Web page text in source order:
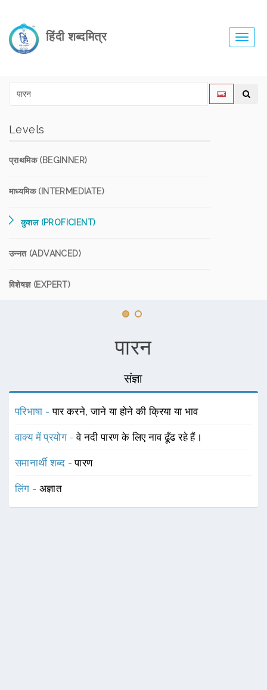
हिंदी शब्दमित्र
Levels
प्राथमिक (BEGINNER)
माध्यमिक (INTERMEDIATE)
कुशल (PROFICIENT)
उन्नत (ADVANCED)
विशेषज्ञ (EXPERT)
पारन
संज्ञा
परिभाषा -पार करने, जाने या होने की क्रिया या भाव
वाक्य में प्रयोग -वे नदी पारण के लिए नाव ढूँढ रहे हैं।
समानार्थी शब्द -पारण
लिंग - अज्ञात